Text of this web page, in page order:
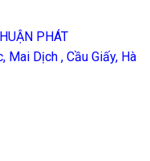
PHÁT
Mai Dịch , Cầu Giấy, Hà